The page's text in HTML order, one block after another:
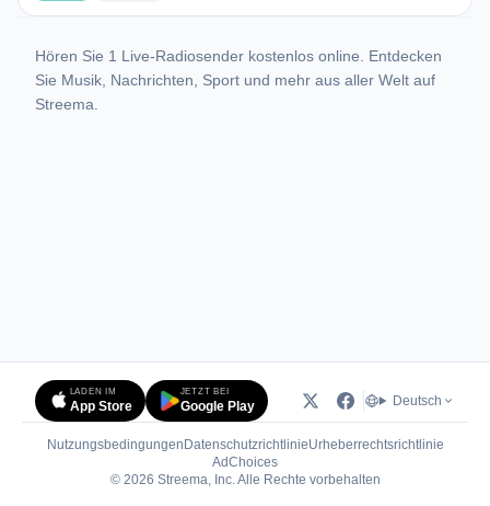
Hören Sie 1 Live-Radiosender kostenlos online. Entdecken
Sie Musik, Nachrichten, Sport und mehr aus aller Welt auf
Streema.
LADEN IM
App Store
JETZT BEI
Google Play Deutsch
Nutzungsbedingungen DatenschutzrichtlinieUrheberrechtsrichtlinie
AdChoices(öffnet in neuem Tab)
© 2026 Streema, Inc. Alle Rechte vorbehalten